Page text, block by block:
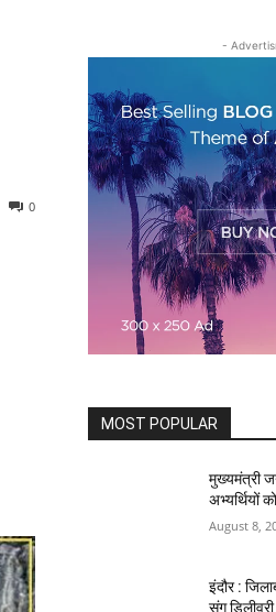
0
-
MOST POPULAR
मुख्यमंत्री
अभ्यर्थियों
August 8,
इंदौर :
संग